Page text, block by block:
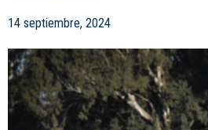
14 septiembre, 2024